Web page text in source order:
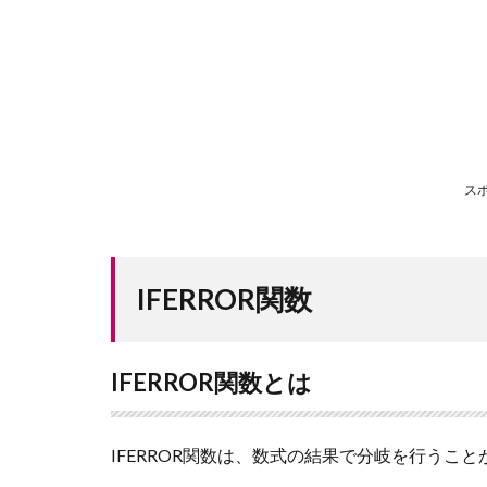
ス
IFERROR関数
IFERROR関数とは
IFERROR関数は、数式の結果で分岐を行うこと